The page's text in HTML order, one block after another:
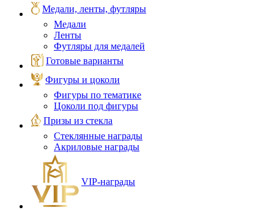
Медали, ленты, футляры
Медали
Ленты
Футляры для медалей
Готовые варианты
Фигуры и цоколи
Фигуры по тематике
Цоколи под фигуры
Призы из стекла
Стеклянные награды
Акриловые награды
VIP‑награды